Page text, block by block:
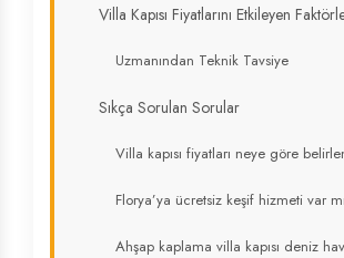
Villa Kapısı Fiyatlarını Etkileyen
Uzmanından Teknik Tavsiye
Sıkça Sorulan Sorular
Villa kapısı fiyatları neye göre
Florya’ya ücretsiz keşif hizmeti var
Ahşap kaplama villa kapısı deniz